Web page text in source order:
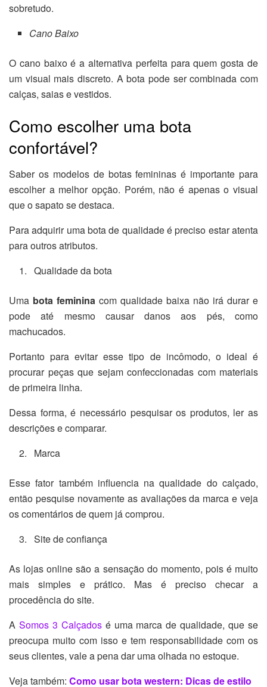
sobretudo.
Cano Baixo
O cano baixo é a alternativa perfeita para quem gosta de
um visual mais discreto. A bota pode ser combinada com
calças, saias e vestidos.
Como escolher uma bota
confortável?
Saber os modelos de botas femininas é importante para
escolher a melhor opção. Porém, não é apenas o visual
que o sapato se destaca.
Para adquirir uma bota de qualidade é preciso estar atenta
para outros atributos.
Qualidade da bota
Uma bota feminina com qualidade baixa não irá durar e
pode até mesmo causar danos aos pés, como
machucados.
Portanto para evitar esse tipo de incômodo, o ideal é
procurar peças que sejam confeccionadas com materiais
de primeira linha.
Dessa forma, é necessário pesquisar os produtos, ler as
descrições e comparar.
Marca
Esse fator também influencia na qualidade do calçado,
então pesquise novamente as avaliações da marca e veja
os comentários de quem já comprou.
Site de confiança
As lojas online são a sensação do momento, pois é muito
mais simples e prático. Mas é preciso checar a
procedência do site.
A Somos 3 Calçadosé uma marca de qualidade, que se
preocupa muito com isso e tem responsabilidade com os
seus clientes, vale a pena dar uma olhada no estoque.
Veja também: Como usar bota western: Dicas de estilo